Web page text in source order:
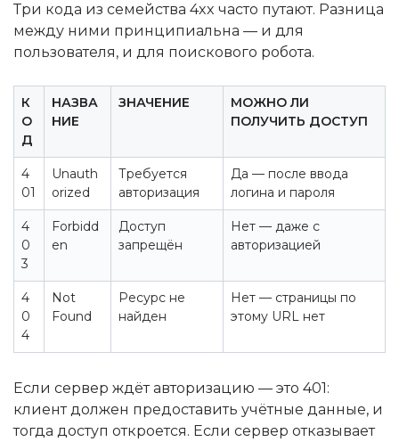
Три кода из семейства 4xx часто путают. Разница
между ними принципиальна — и для
пользователя, и для поискового робота.
К
О
Д
НАЗВА
НИЕ
ЗНАЧЕНИЕ
МОЖНО ЛИ
ПОЛУЧИТЬ ДОСТУП
4
01
Unauth
orized
Требуется
авторизация
Да — после ввода
логина и пароля
4
0
3
Forbidd
en
Доступ
запрещён
Нет — даже с
авторизацией
4
0
4
Not
Found
Ресурс не
найден
Нет — страницы по
этому URL нет
Если сервер ждёт авторизацию — это 401:
клиент должен предоставить учётные данные, и
тогда доступ откроется. Если сервер отказывает